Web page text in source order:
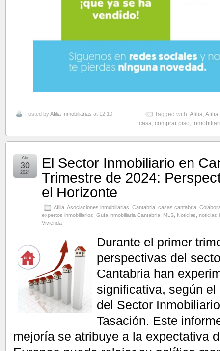
Posted byAfilia Inmobiliarias at 12:10 Tagged with: Afilia, Afilia
casa, comprar piso,
El Sector Inmobiliario en
Trimestre de 2024:
el Horizonte
Afilia, Asociaciones inmobiliarias, Cantabria, casas cantabria,
expertos inmobiliarios, Guía inmobiliaria Cantabria, MLS, Noticias, noticias
Vivienda
Abr
30
2024
Durante el primer
perspectivas del
Cantabria han
significativa, según el
del Sector
Tasación. Este
mejoría se atribuye a la expectativa